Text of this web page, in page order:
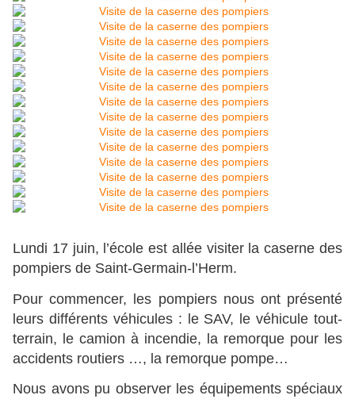
Lundi 17 juin, l’école est allée visiter la caserne des
pompiers de Saint-Germain-l’Herm.
Pour commencer, les pompiers nous ont présenté
leurs différents véhicules : le SAV, le véhicule tout-
terrain, le camion à incendie, la remorque pour les
accidents routiers …, la remorque pompe…
Nous avons pu observer les équipements spéciaux